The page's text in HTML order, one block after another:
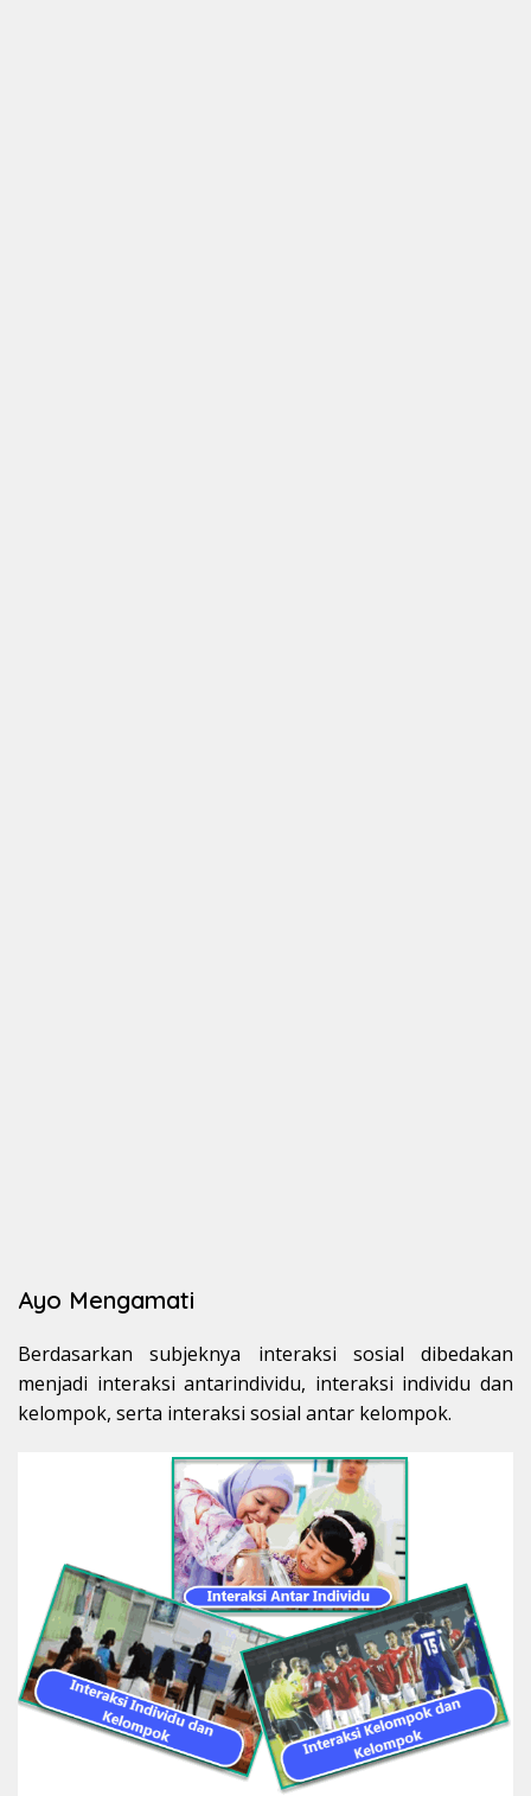
Ayo Mengamati
Berdasarkan subjeknya interaksi sosial dibedakan
menjadi interaksi antarindividu, interaksi individu dan
kelompok, serta interaksi sosial antar kelompok.